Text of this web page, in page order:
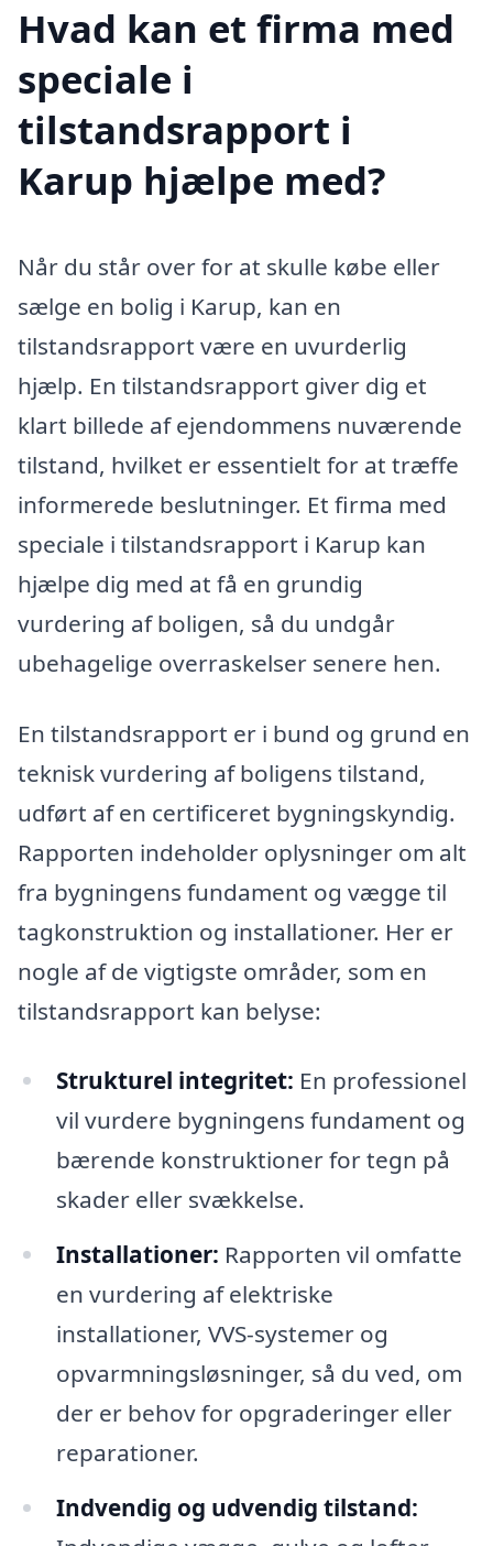
Hvad kan et firma med
speciale i
tilstandsrapport i
Karup hjælpe med?
Når du står over for at skulle købe eller
sælge en bolig i Karup, kan en
tilstandsrapport være en uvurderlig
hjælp. En tilstandsrapport giver dig et
klart billede af ejendommens nuværende
tilstand, hvilket er essentielt for at træffe
informerede beslutninger. Et firma med
speciale i tilstandsrapport i Karup kan
hjælpe dig med at få en grundig
vurdering af boligen, så du undgår
ubehagelige overraskelser senere hen.
En tilstandsrapport er i bund og grund en
teknisk vurdering af boligens tilstand,
udført af en certificeret bygningskyndig.
Rapporten indeholder oplysninger om alt
fra bygningens fundament og vægge til
tagkonstruktion og installationer. Her er
nogle af de vigtigste områder, som en
tilstandsrapport kan belyse:
Strukturel integritet: En professionel
vil vurdere bygningens fundament og
bærende konstruktioner for tegn på
skader eller svækkelse.
Installationer: Rapporten vil omfatte
en vurdering af elektriske
installationer, VVS-systemer og
opvarmningsløsninger, så du ved, om
der er behov for opgraderinger eller
reparationer.
Indvendig og udvendig tilstand: